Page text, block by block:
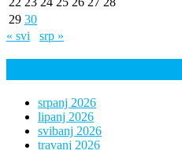
29 30
« svi
srp »
srpanj 2026
lipanj 2026
svibanj 2026
travanj 2026